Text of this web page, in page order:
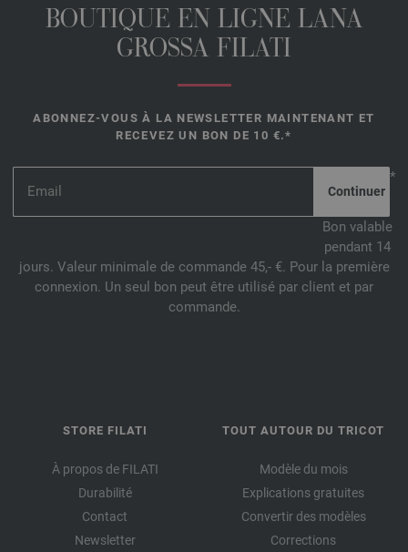
BOUTIQUE EN LIGNE LANA
GROSSA FILATI
ABONNEZ-VOUS À LA NEWSLETTER MAINTENANT ET
RECEVEZ UN BON DE 10 €.*
*
Bon valable
pendant 14
jours. Valeur minimale de commande 45,- €. Pour la première
connexion. Un seul bon peut être utilisé par client et par
commande.
STORE FILATI
À propos de FILATI
Durabilité
Contact
Newsletter
TOUT AUTOUR DU TRICOT
Modèle du mois
Explications gratuites
Convertir des modèles
Corrections